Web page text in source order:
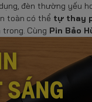
đèn thường yếu
toàn có thể tự thay
Cùng Pin Bảo